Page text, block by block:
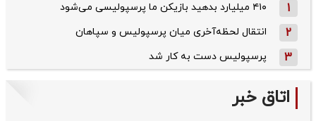
1 ۴۱۰ میلیارد بدهید بازیکن ما پرسپولیسی می‌شود
2 انتقال لحظه‌آخری میان پرسپولیس و سپاهان
3 پرسپولیس دست به کار شد
اتاق خبر